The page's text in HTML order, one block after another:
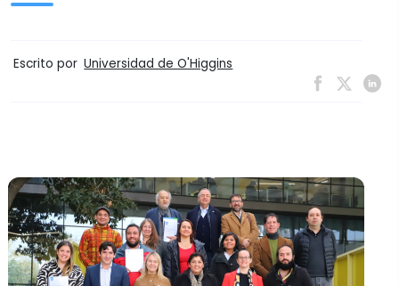
Escrito por Universidad de O'Higgins